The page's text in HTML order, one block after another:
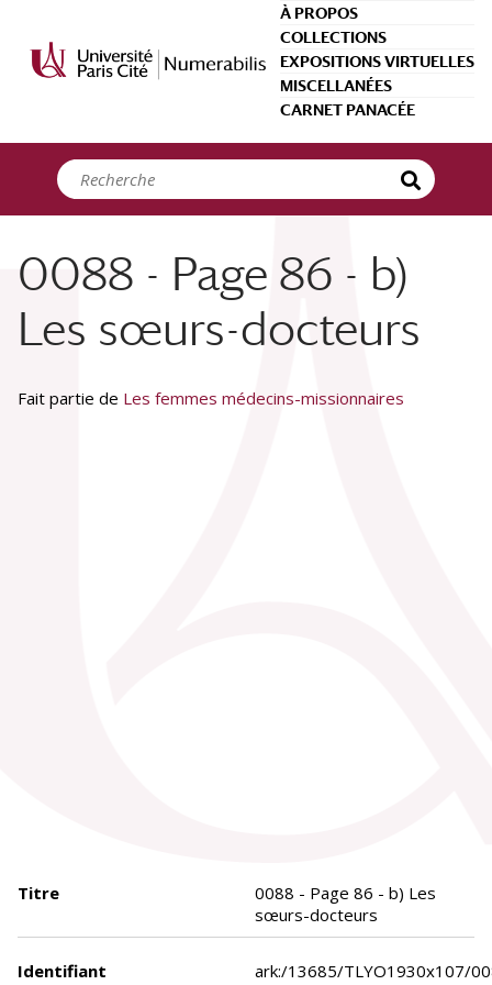
À PROPOS
COLLECTIONS
EXPOSITIONS VIRTUELLES
MISCELLANÉES
CARNET PANACÉE
0088 - Page 86 - b)
Les sœurs-docteurs
Fait partie de Les femmes médecins-missionnaires
Titre
0088 - Page 86 - b) Les
sœurs-docteurs
Identifiant ark:/13685/TLYO1930x107/